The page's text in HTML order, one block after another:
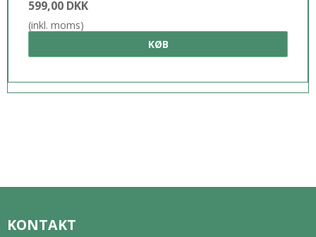
599,00 DKK
(inkl. moms)
KØB
KONTAKT